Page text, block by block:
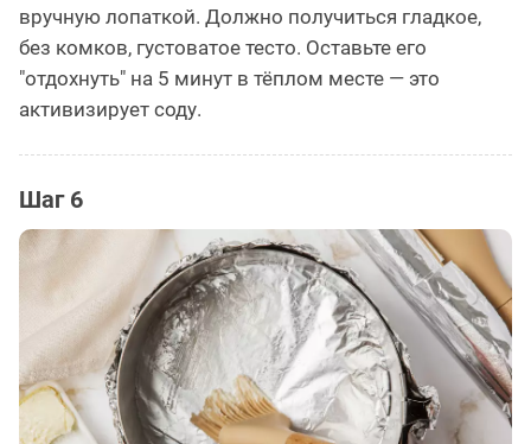
вручную лопаткой. Должно получиться гладкое,
без комков, густоватое тесто. Оставьте его
"отдохнуть" на 5 минут в тёплом месте — это
активизирует соду.
Шаг 6